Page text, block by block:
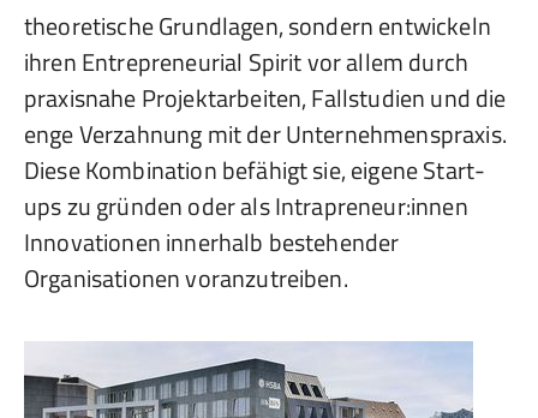
theoretische Grundlagen, sondern entwickeln
ihren Entrepreneurial Spirit vor allem durch
praxisnahe Projektarbeiten, Fallstudien und die
enge Verzahnung mit der Unternehmenspraxis.
Diese Kombination befähigt sie, eigene Start-
ups zu gründen oder als Intrapreneur:innen
Innovationen innerhalb bestehender
Organisationen voranzutreiben.